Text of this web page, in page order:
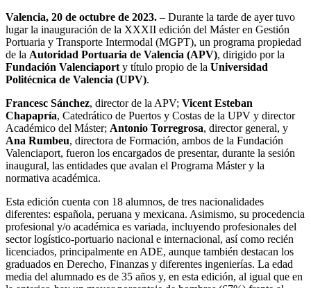
Valencia, 20 de octubre de 2023. – Durante la tarde de ayer tuvo
lugar la inauguración de la XXXII edición del Máster en Gestión
Portuaria y Transporte Intermodal (MGPT), un programa propiedad
de la Autoridad Portuaria de Valencia (APV), dirigido por la
Fundación Valenciaport y título propio de la Universidad
Politécnica de Valencia (UPV).
Francesc Sánchez, director de la APV; Vicent Esteban
Chapapría, Catedrático de Puertos y Costas de la UPV y director
Académico del Máster; Antonio Torregrosa, director general, y
Ana Rumbeu, directora de Formación, ambos de la Fundación
Valenciaport, fueron los encargados de presentar, durante la sesión
inaugural, las entidades que avalan el Programa Máster y la
normativa académica.
Esta edición cuenta con 18 alumnos, de tres nacionalidades
diferentes: española, peruana y mexicana. Asimismo, su procedencia
profesional y/o académica es variada, incluyendo profesionales del
sector logístico-portuario nacional e internacional, así como recién
licenciados, principalmente en ADE, aunque también destacan los
graduados en Derecho, Finanzas y diferentes ingenierías. La edad
media del alumnado es de 35 años y, en esta edición, al igual que en